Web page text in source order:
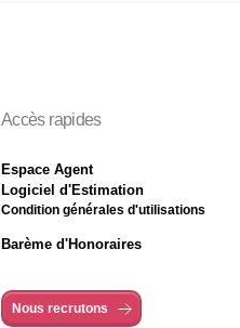
Accès rapides
Espace Agent
Logiciel d'Estimation
Condition générales d'utilisations
Barème d'Honoraires
Nous recrutons